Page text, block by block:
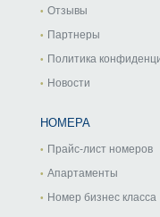
Отзывы
Партнеры
Политика
Новости
НОМЕРА
Прайс-лист номеров
Апартаменты
Номер бизнес класса